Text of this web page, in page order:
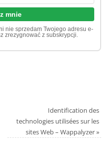
nie sprzedam Twojego adresu e-
zrezygnować z subskrypcji.
Identification des
technologies utilisées sur les
sites Web – Wappalyzer»